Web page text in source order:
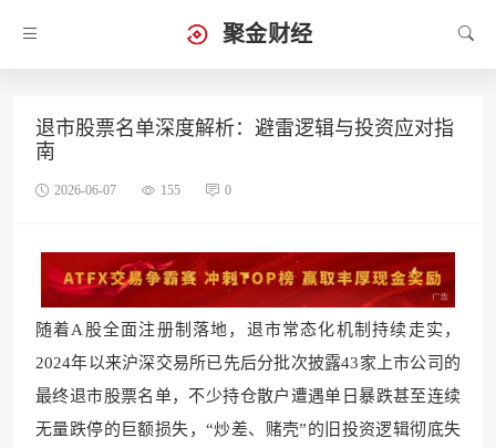
聚金财经
退市股票名单深度解析：避雷逻辑与投资应对指
南
2026-06-07 155 0
随着A股全面注册制落地，退市常态化机制持续走实，
2024年以来沪深交易所已先后分批次披露43家上市公司的
最终退市股票名单，不少持仓散户遭遇单日暴跌甚至连续
无量跌停的巨额损失，“炒差、赌壳”的旧投资逻辑彻底失